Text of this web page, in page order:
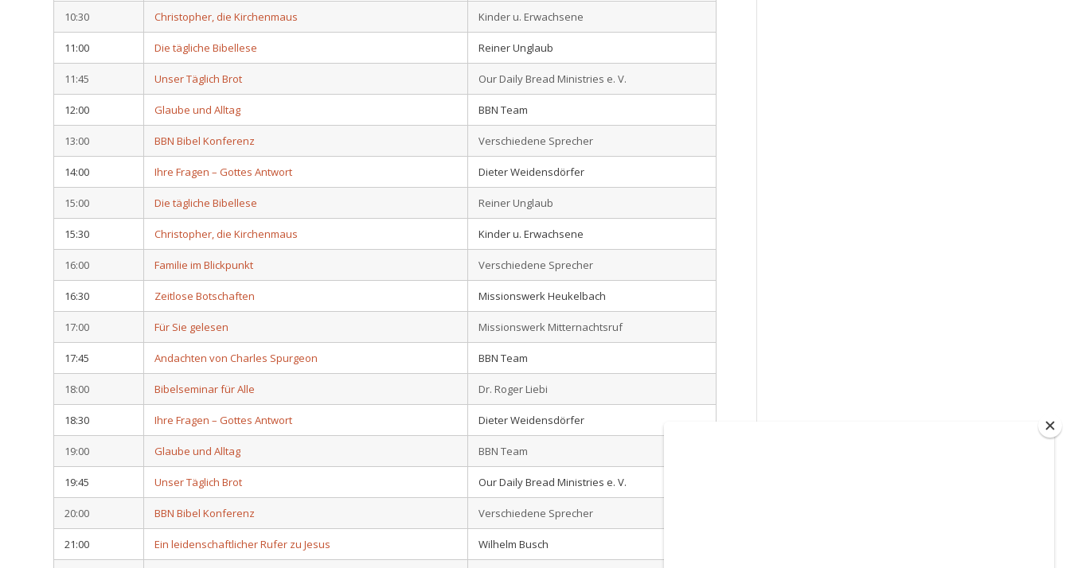
10:30 Christopher, die Kirchenmaus Kinder u. Erwachsene
11:00 Die tägliche Bibellese Reiner Unglaub
11:45 Unser Täglich Brot Our Daily Bread Ministries e. V.
12:00 Glaube und Alltag BBN Team
13:00 BBN Bibel Konferenz Verschiedene Sprecher
14:00 Ihre Fragen – Gottes Antwort Dieter Weidensdörfer
15:00 Die tägliche Bibellese Reiner Unglaub
15:30 Christopher, die Kirchenmaus Kinder u. Erwachsene
16:00 Familie im Blickpunkt Verschiedene Sprecher
16:30 Zeitlose Botschaften Missionswerk Heukelbach
17:00 Für Sie gelesen Missionswerk Mitternachtsruf
17:45 Andachten von Charles Spurgeon BBN Team
18:00 Bibelseminar für Alle Dr. Roger Liebi
18:30 Ihre Fragen – Gottes Antwort Dieter Weidensdörfer
19:00 Glaube und Alltag BBN Team
19:45 Unser Täglich Brot Our Daily Bread Ministries e. V.
20:00 BBN Bibel Konferenz Verschiedene Sprecher
21:00 Ein leidenschaftlicher Rufer zu Jesus Wilhelm Busch